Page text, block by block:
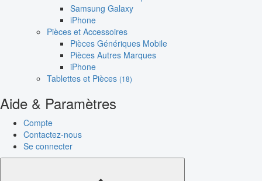
Samsung Galaxy
iPhone
Pièces et Accessoires
Pièces Génériques Mobile
Pièces Autres Marques
iPhone
Tablettes et Pièces (18)
Aide & Paramètres
Compte
Contactez-nous
Se connecter